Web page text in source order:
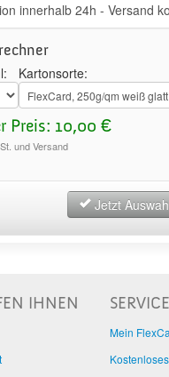
innerhalb 24h - Versand
Kartonsorte:
Preis: 10,00 €
und Versand
Jetzt
IHNEN
Mein